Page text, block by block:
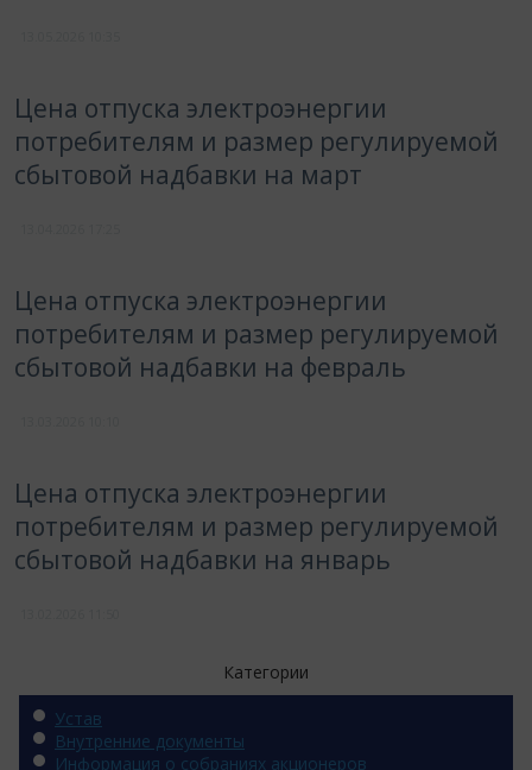
Цена отпуска электроэнергии
потребителям и размер регулируемой
сбытовой надбавки на март
Цена отпуска электроэнергии
потребителям и размер регулируемой
сбытовой надбавки на февраль
Цена отпуска электроэнергии
потребителям и размер регулируемой
сбытовой надбавки на январь
Категории
Устав
Внутренние документы
Информация о собраниях акционеров